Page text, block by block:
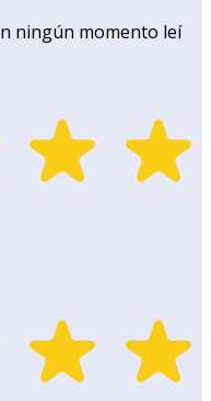
ningún momento leí